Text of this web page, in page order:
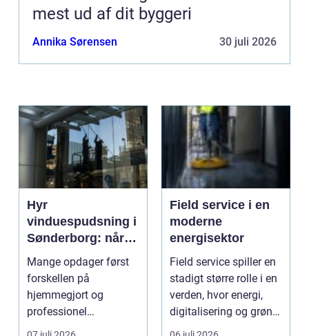
mest ud af dit byggeri
Annika Sørensen 30 juli 2026
Hyr
vinduespudsning i
Sønderborg: når
det skal være nemt
Mange opdager først
forskellen på
hjemmegjort og
professionel
vinduespudsning, nå...
Field service i en
moderne
energisektor
Field service spiller en
stadigt større rolle i en
verden, hvor energi,
digitalisering og grøn
omsti...